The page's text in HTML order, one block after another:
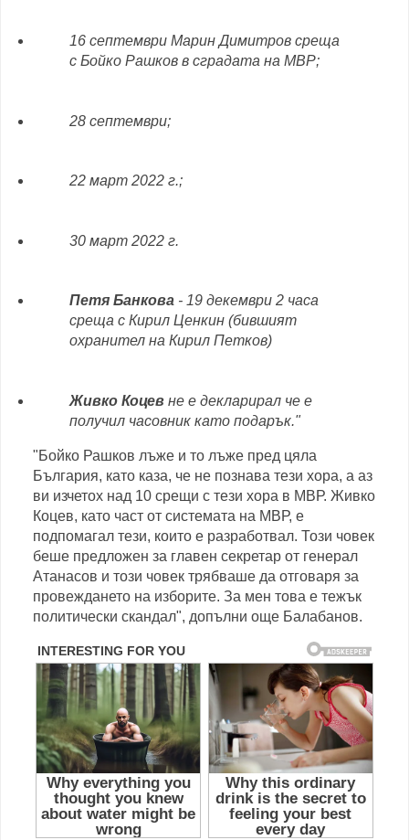
16 септември Марин Димитров среща
с Бойко Рашков в сградата на МВР;
28 септември;
22 март 2022 г.;
30 март 2022 г.
Петя Банкова- 19 декември 2 часа
среща с Кирил Ценкин (бившият
охранител на Кирил Петков)
Живко Коцевне е декларирал че е
получил часовник като подарък."
"Бойко Рашков лъже и то лъже пред цяла
България, като каза, че не познава тези хора, а аз
ви изчетох над 10 срещи с тези хора в МВР. Живко
Коцев, като част от системата на МВР, е
подпомагал тези, които е разработвал. Този човек
беше предложен за главен секретар от генерал
Атанасов и този човек трябваше да отговаря за
провеждането на изборите. За мен това е тежък
политически скандал", допълни още Балабанов.